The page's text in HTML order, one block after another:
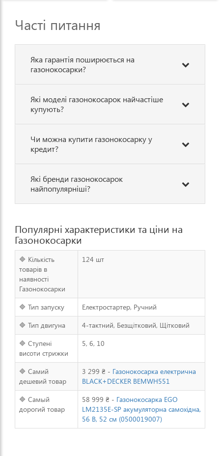
побачив, можливо, з часом щось
випливе.
боку. Проста в експлуатації
Часті питання
Яка гарантія поширюється на
газонокосарки?
Які моделі газонокосарок найчастіше
купують?
Чи можна купити газонокосарку у
кредит?
Які бренди газонокосарок
найпопулярніші?
Популярні характеристики та ціни на
Газонокосарки
🔷 Кількість
товарів в
наявності
Газонокосарки
124 шт
🔷 Тип запуску
Електростартер, Ручний
🔷 Тип двигуна
4-тактний, Безщітковий, Щітковий
🔷 Ступені
висоти стрижки
5, 6, 10
🔷 Самий
дешевий товар
3 299 ₴ - Газонокосарка електрична
BLACK+DECKER BEMWH551
🔷 Самый
дорогий товар
58 999 ₴ - Газонокосарка EGO
LM2135E-SP акумуляторна самохідна,
56 В, 52 см (0500019007)